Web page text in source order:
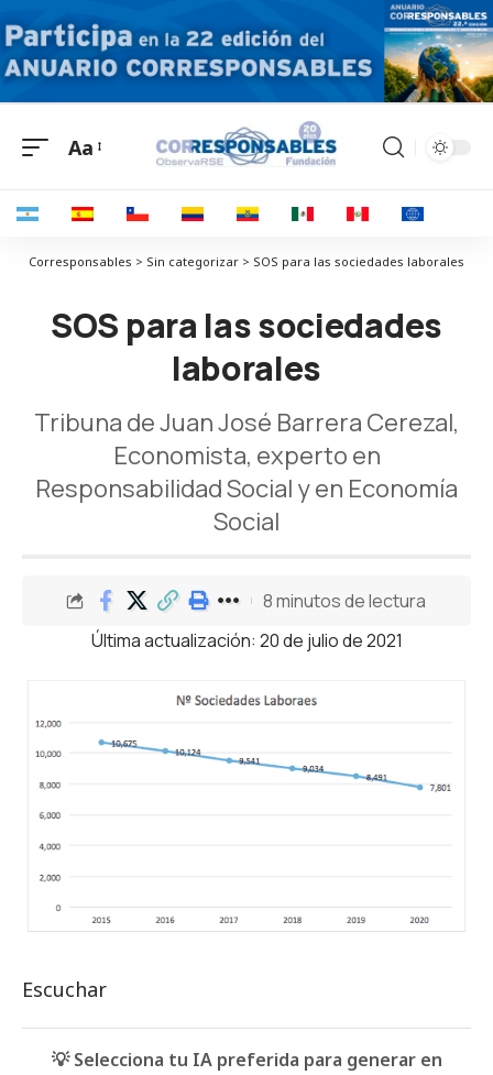
Aa
Corresponsables > Sin categorizar > SOS para las sociedades laborales
SOS para las sociedades
laborales
Tribuna de Juan José Barrera Cerezal,
Economista, experto en
Responsabilidad Social y en Economía
Social
Última actualización: 20 de julio de 2021
8 minutos de lectura
Escuchar
💡 Selecciona tu IA preferida para generar en